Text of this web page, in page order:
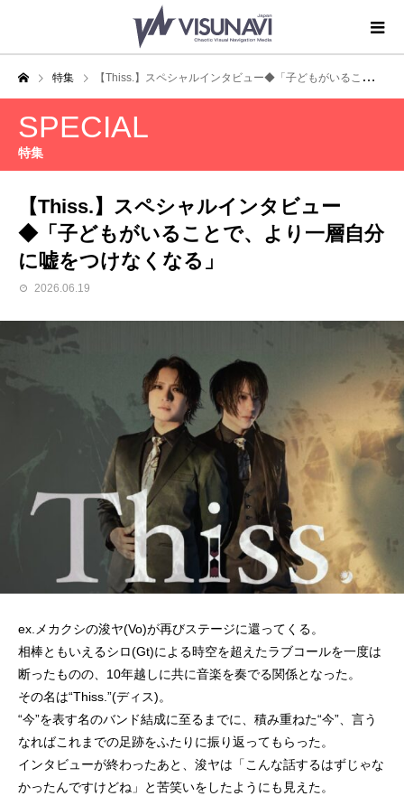
特集 【Thiss.】スペシャルインタビュー◆「子どもがいることで、より一層自分に嘘をつけなくなる」
SPECIAL
特集
【Thiss.】スペシャルインタビュー
◆「子どもがいることで、より一層自分
に嘘をつけなくなる」
2026.06.19
ex.メカクシの浚ヤ(Vo)が再びステージに還ってくる。
相棒ともいえるシロ(Gt)による時空を超えたラブコールを一度は
断ったものの、10年越しに共に音楽を奏でる関係となった。
その名は“Thiss.”(ディス)。
“今”を表す名のバンド結成に至るまでに、積み重ねた“今”、言う
なればこれまでの足跡をふたりに振り返ってもらった。
インタビューが終わったあと、浚ヤは「こんな話するはずじゃな
かったんですけどね」と苦笑いをしたようにも見えた。